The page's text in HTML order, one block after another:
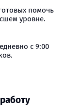
помочь
уровне.
с 9:00